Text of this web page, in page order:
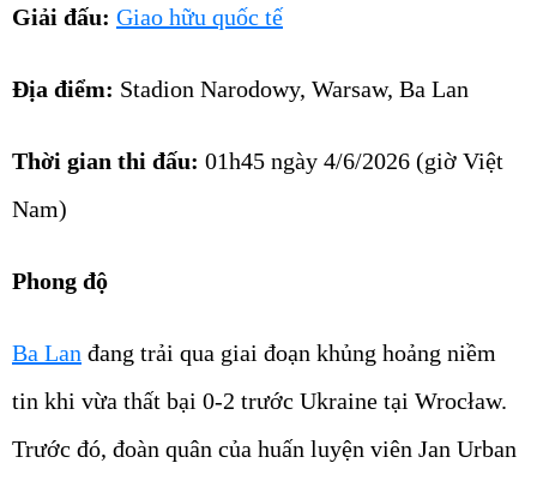
Giải đấu: Giao hữu quốc tế
Địa điểm: Stadion Narodowy, Warsaw, Ba Lan
Thời gian thi đấu: 01h45 ngày 4/6/2026 (giờ Việt
Nam)
Phong độ
Ba Lan đang trải qua giai đoạn khủng hoảng niềm
tin khi vừa thất bại 0-2 trước Ukraine tại Wrocław.
Trước đó, đoàn quân của huấn luyện viên Jan Urban